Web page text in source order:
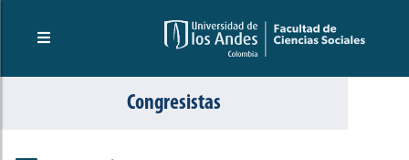
Congresistas